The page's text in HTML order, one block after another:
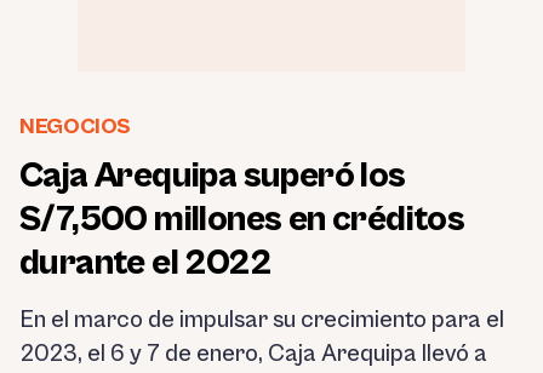
NEGOCIOS
Caja Arequipa superó los
S/7,500 millones en créditos
durante el 2022
En el marco de impulsar su crecimiento para el
2023, el 6 y 7 de enero, Caja Arequipa llevó a